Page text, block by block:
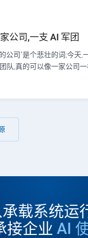
公司,一支 AI 军团
公司"是个悲壮的词;今天,
队,真的可以像一家公司一
载系统运
接企业 AI